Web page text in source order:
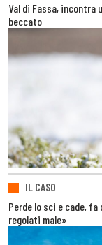
Val di Fassa,
beccato
IL CASO
Perde lo sci e cade, fa
regolati male»